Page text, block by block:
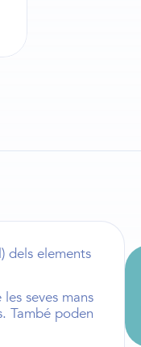
dels elements
seves mans
. També poden